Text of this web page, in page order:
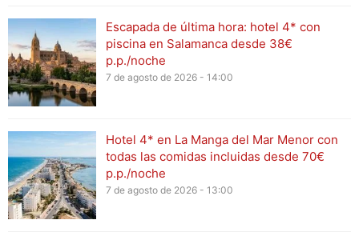
Escapada de última hora: hotel 4* con
piscina en Salamanca desde 38€
p.p./noche
7 de agosto de 2026 - 14:00
Hotel 4* en La Manga del Mar Menor con
todas las comidas incluidas desde 70€
p.p./noche
7 de agosto de 2026 - 13:00